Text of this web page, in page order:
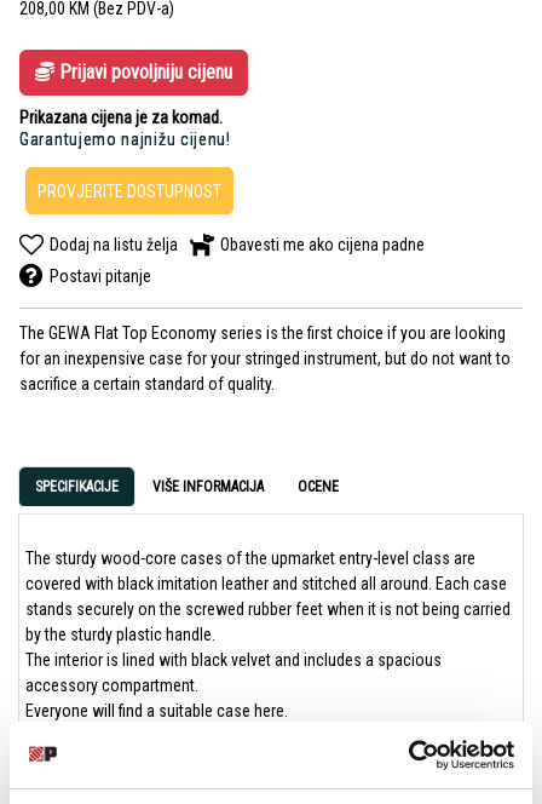
208,00 KM (Bez PDV-a)
Prijavi povoljniju cijenu
Prikazana cijena je za komad.
Garantujemo najnižu cijenu!
PROVJERITE DOSTUPNOST
Dodaj na listu želja
Obavesti me ako cijena padne
Postavi pitanje
The GEWA Flat Top Economy series is the first choice if you are looking
for an inexpensive case for your stringed instrument, but do not want to
sacrifice a certain standard of quality.
SPECIFIKACIJE VIŠE INFORMACIJA OCENE
The sturdy wood-core cases of the upmarket entry-level class are
covered with black imitation leather and stitched all around. Each case
stands securely on the screwed rubber feet when it is not being carried
by the sturdy plastic handle.
The interior is lined with black velvet and includes a spacious
accessory compartment.
Everyone will find a suitable case here.
The GEWA Flat Top Economy series includes models for classical and
acoustic guitar, electric guitar in a wide variety of shapes, electric bass,
ukulele, mandolin and banjo.